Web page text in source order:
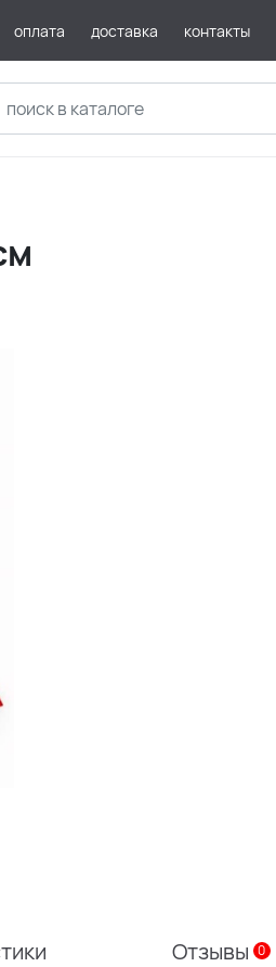
оплата доставка контакты
Отзывы 0